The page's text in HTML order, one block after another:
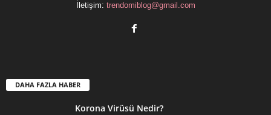
İletişim: trendomiblog@gmail.com
DAHA FAZLA HABER
Korona Virüsü Nedir?